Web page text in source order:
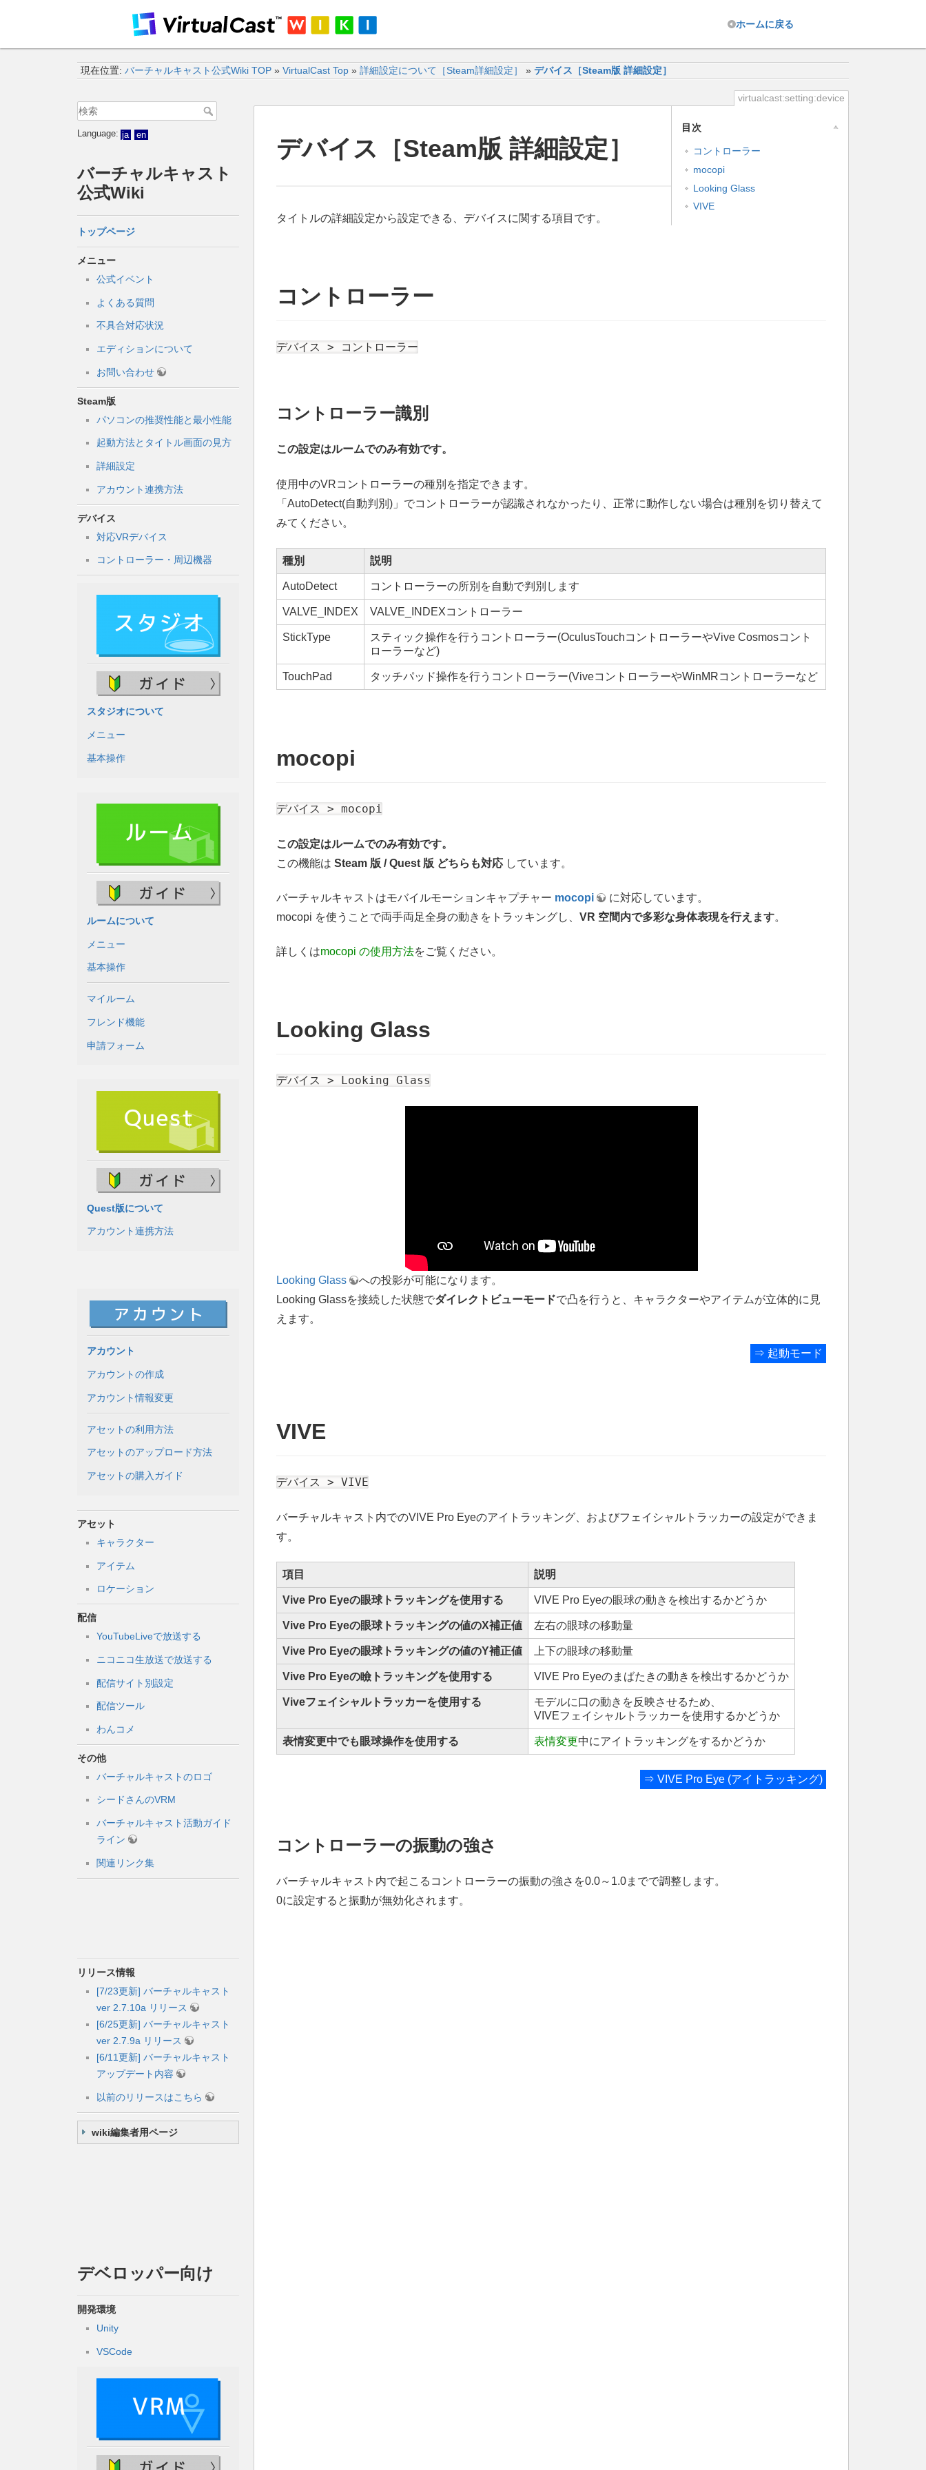
ホームに戻る
現在位置: バーチャルキャスト公式Wiki TOP» VirtualCast Top» 詳細設定について［Steam詳細設定］ » デバイス［Steam版 詳細設定］
Language: ja en
バーチャルキャスト
公式Wiki
トップページ
メニュー
公式イベント
よくある質問
不具合対応状況
エディションについて
お問い合わせ
Steam版
パソコンの推奨性能と最小性能
起動方法とタイトル画面の見方
詳細設定
アカウント連携方法
デバイス
対応VRデバイス
コントローラー・周辺機器
スタジオについて
メニュー
基本操作
ルームについて
メニュー
基本操作
マイルーム
フレンド機能
申請フォーム
Quest版について
アカウント連携方法
アカウント
アカウントの作成
アカウント情報変更
アセットの利用方法
アセットのアップロード方法
アセットの購入ガイド
アセット
キャラクター
アイテム
ロケーション
配信
YouTubeLiveで放送する
ニコニコ生放送で放送する
配信サイト別設定
配信ツール
わんコメ
その他
バーチャルキャストのロゴ
シードさんのVRM
バーチャルキャスト活動ガイド
ライン
関連リンク集
リリース情報
[7/23更新] バーチャルキャスト
ver 2.7.10a リリース
[6/25更新] バーチャルキャスト
ver 2.7.9a リリース
[6/11更新] バーチャルキャスト
アップデート内容
以前のリリースはこちら
wiki編集者用ページ
デベロッパー向け
開発環境
Unity
VSCode
virtualcast:setting:device
目次
コントローラー
mocopi
Looking Glass
VIVE
デバイス［Steam版 詳細設定］
タイトルの詳細設定から設定できる、デバイスに関する項目です。
コントローラー
デバイス > コントローラー
コントローラー識別
この設定はルームでのみ有効です。
使用中のVRコントローラーの種別を指定できます。
「AutoDetect(自動判別)」でコントローラーが認識されなかったり、正常に動作しない場合は種別を切り替えて
みてください。
種別 説明
AutoDetect コントローラーの所別を自動で判別します
VALVE_INDEX VALVE_INDEXコントローラー
StickType
スティック操作を行うコントローラー(OculusTouchコントローラーやVive Cosmosコント
ローラーなど)
TouchPad タッチパッド操作を行うコントローラー(ViveコントローラーやWinMRコントローラーなど
mocopi
デバイス > mocopi
この設定はルームでのみ有効です。
この機能は Steam 版 / Quest 版 どちらも対応 しています。
バーチャルキャストはモバイルモーションキャプチャー mocopi
に対応しています。
mocopi を使うことで両手両足全身の動きをトラッキングし、 VR 空間内で多彩な身体表現を行えます。
詳しくはmocopi の使用方法をご覧ください。
Looking Glass
デバイス > Looking Glass
Looking Glass
への投影が可能になります。
Looking Glassを接続した状態でダイレクトビューモードで凸を行うと、キャラクターやアイテムが立体的に見
えます。
⇒ 起動モード
VIVE
デバイス > VIVE
バーチャルキャスト内でのVIVE Pro Eyeのアイトラッキング、およびフェイシャルトラッカーの設定ができま
す。
項目 説明
Vive Pro Eyeの眼球トラッキングを使用する VIVE Pro Eyeの眼球の動きを検出するかどうか
Vive Pro Eyeの眼球トラッキングの値のX補正値 左右の眼球の移動量
Vive Pro Eyeの眼球トラッキングの値のY補正値 上下の眼球の移動量
Vive Pro Eyeの瞼トラッキングを使用する VIVE Pro Eyeのまばたきの動きを検出するかどうか
Viveフェイシャルトラッカーを使用する
モデルに口の動きを反映させるため、
VIVEフェイシャルトラッカーを使用するかどうか
表情変更中でも眼球操作を使用する 表情変更中にアイトラッキングをするかどうか
⇒VIVE Pro Eye (アイトラッキング)
コントローラーの振動の強さ
バーチャルキャスト内で起こるコントローラーの振動の強さを0.0～1.0までで調整します。
0に設定すると振動が無効化されます。